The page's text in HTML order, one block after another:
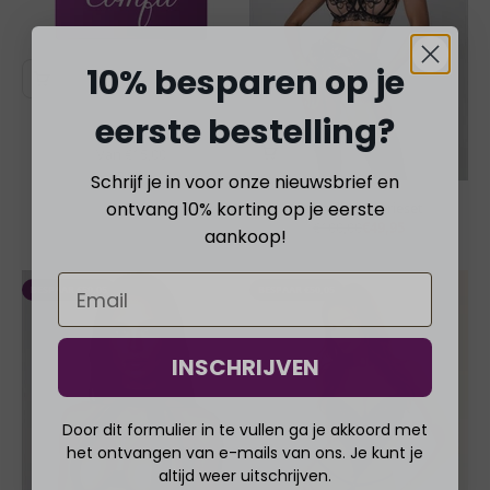
Cadeaubon
5.0
Carmella-lingerieset
10% besparen op je
eerste bestelling?
Schrijf je in voor onze nieuwsbrief en
ontvang 10% korting op je eerste
aankoop!
INSCHRIJVEN
Door dit formulier in te vullen ga je akkoord met
het ontvangen van e-mails van ons. Je kunt je
altijd weer uitschrijven.